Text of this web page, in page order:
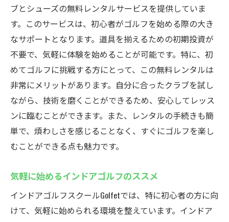
ブとシューズの無料レンタルサービスを提供していま
す。このサービスは、初心者がゴルフを始める際の大き
なサポートとなります。道具を揃えるための初期投資が
不要で、気軽に体験を始めることが可能です。特に、初
めてゴルフに挑戦する方にとって、この無料レンタルは
非常にメリットがあります。自分に合ったクラブを試し
ながら、技術を磨くことができるため、安心してレッス
ンに臨むことができます。また、レンタルの手続きも簡
単で、煩わしさを感じることなく、すぐにゴルフを楽し
むことができる点も魅力です。
気軽に始めるインドアゴルフのススメ
インドアゴルフスクールGolfetでは、特に初心者の方に向
けて、気軽に始められる環境を整えています。インドア